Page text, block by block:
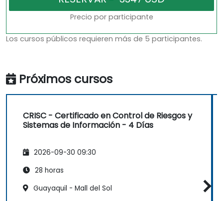
Precio por participante
Los cursos públicos requieren más de 5 participantes.
Próximos cursos
CRISC - Certificado en Control de Riesgos y
Sistemas de Información - 4 Días
2026-09-30 09:30
28 horas
Guayaquil - Mall del Sol